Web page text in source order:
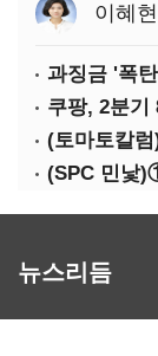
이혜현
과징금 '폭
(토마토칼
뉴스리듬